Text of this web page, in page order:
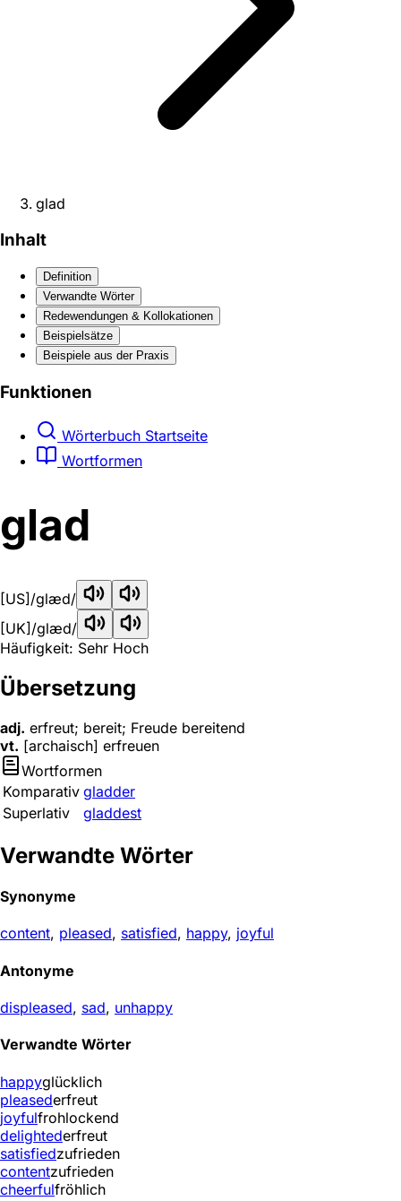
glad
Inhalt
Definition
Verwandte Wörter
Redewendungen & Kollokationen
Beispielsätze
Beispiele aus der Praxis
Funktionen
Wörterbuch Startseite
Wortformen
glad
[US] /glæd/
[UK] /ɡlæd/
Häufigkeit: Sehr Hoch
Übersetzung
adj. erfreut; bereit; Freude bereitend
vt. [archaisch] erfreuen
Wortformen
Komparativ gladder
Superlativ
gladdest
Verwandte Wörter
Synonyme
content, pleased, satisfied, happy, joyful
Antonyme
displeased, sad, unhappy
Verwandte Wörter
happyglücklich
pleasederfreut
joyfulfrohlockend
delightederfreut
satisfiedzufrieden
contentzufrieden
cheerfulfröhlich